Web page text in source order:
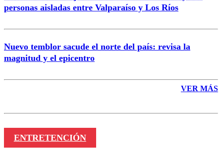
personas aisladas entre Valparaíso y Los Ríos
Nuevo temblor sacude el norte del país: revisa la
magnitud y el epicentro
VER MÁS
ENTRETENCIÓN